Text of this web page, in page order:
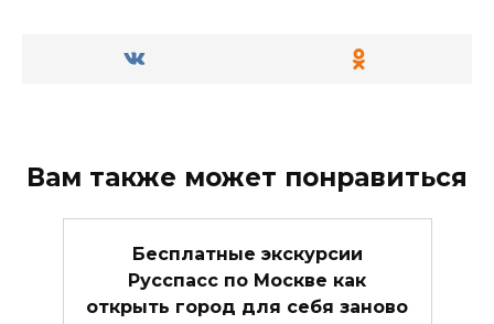
Вам также может понравиться
Бесплатные экскурсии
Русспасс по Москве как
открыть город для себя заново